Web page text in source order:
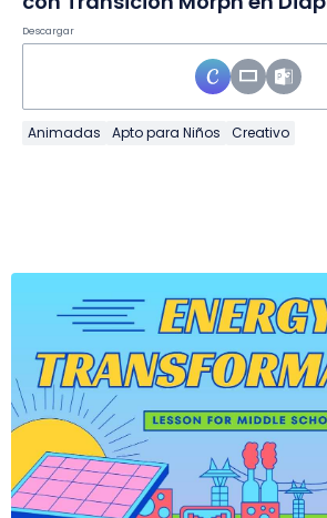
Descargar
Animadas Apto para Niños Creativo